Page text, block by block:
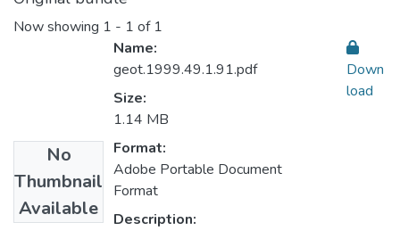
Now showing 1 - 1 of 1
No
Thumbnail
Available
Name:
geot.1999.49.1.91.pdf
Size:
1.14 MB
Format:
Adobe Portable Document
Format
Description:
Down
load